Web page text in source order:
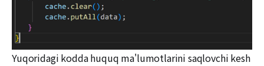
Yuqoridagi kodda huquq ma'lumotlarini saqlovchi kesh